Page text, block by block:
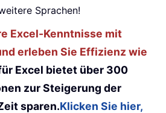
Sprachen!
Excel-Kenntnisse mit
erleben Sie Effizienz wie
Excel bietet über 300
zur Steigerung der
sparen.Klicken Sie hier,